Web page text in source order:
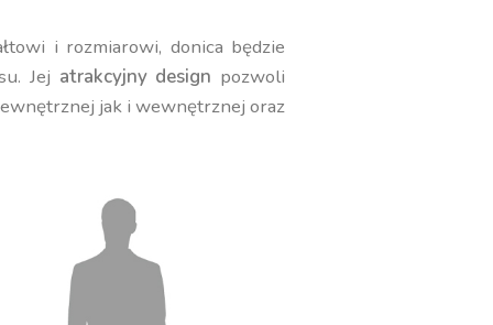
i rozmiarowi, donica będzie
Jej atrakcyjny design pozwoli
jak i wewnętrznej oraz